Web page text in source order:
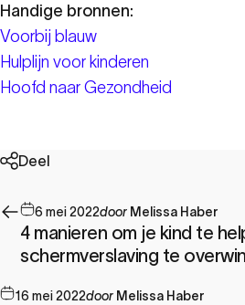
Handige bronnen:
Voorbij blauw
Hulplijn voor kinderen
Hoofd naar Gezondheid
Deel
6 mei 2022door Melissa Haber
4 manieren om je kind te
schermverslaving te
16 mei 2022door Melissa Haber